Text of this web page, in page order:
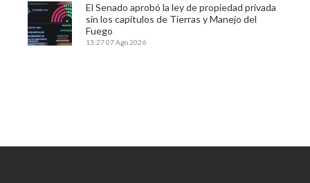
El Senado aprobó la ley de propiedad privada
sin los capítulos de Tierras y Manejo del
Fuego
13:2707 Ago 2026